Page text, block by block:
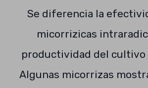
Se diferencia la
micorrizicas
productividad del cultivo
Algunas micorrizas